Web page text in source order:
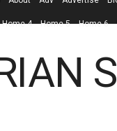
Home 4 Home 5 Home 6